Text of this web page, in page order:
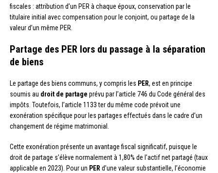
fiscales : attribution d’un PER à chaque époux, conservation par le
titulaire initial avec compensation pour le conjoint, ou partage de la
valeur d’un même PER.
Partage des PER lors du passage à la séparation
de biens
Le partage des biens communs, y compris les PER, est en principe
soumis au droit de partage prévu par l’article 746 du Code général des
impôts. Toutefois, l’article 1133 ter du même code prévoit une
exonération spécifique pour les partages effectués dans le cadre d’un
changement de régime matrimonial.
Cette exonération présente un avantage fiscal significatif, puisque le
droit de partage s’élève normalement à 1,80% de l’actif net partagé (taux
applicable en 2023). Pour un PERd’une valeur substantielle, l’économie